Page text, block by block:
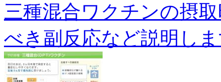
三種混合ワクチンの摂
べき副反応など説明し